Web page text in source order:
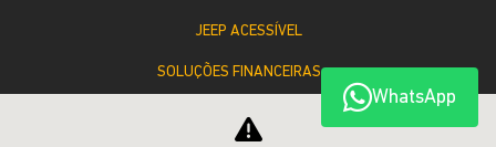
WhatsApp
JEEP ACESSÍVEL
SOLUÇÕES FINANCEIRAS
PÓS-VENDAS